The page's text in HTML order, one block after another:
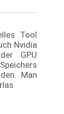
Tool
Nvidia
GPU
Man